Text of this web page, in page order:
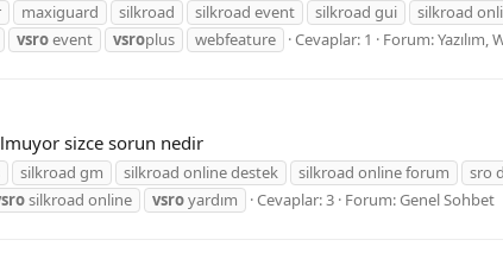
maxiguard silkroad silkroad event silkroad gui silkroad
vsroevent vsroplus webfeature Cevaplar: 1 Forum:
sizce sorun nedir
silkroad gm silkroad online destek silkroad online forum sro
silkroad online vsroyardım Cevaplar: 3 Forum:Genel Sohbet